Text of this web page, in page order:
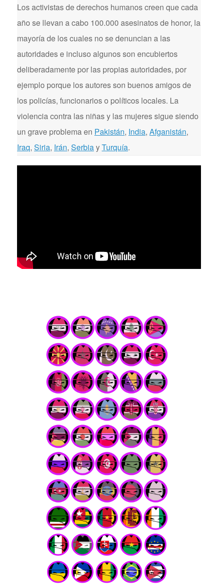
Los activistas de derechos humanos creen que cada
año se llevan a cabo 100.000 asesinatos de honor, la
mayoría de los cuales no se denuncian a las
autoridades e incluso algunos son encubiertos
deliberadamente por las propias autoridades, por
ejemplo porque los autores son buenos amigos de
los policías, funcionarios o políticos locales. La
violencia contra las niñas y las mujeres sigue siendo
un grave problema en Pakistán, India, Afganistán,
Iraq, Siria, Irán, SerbiayTurquía.